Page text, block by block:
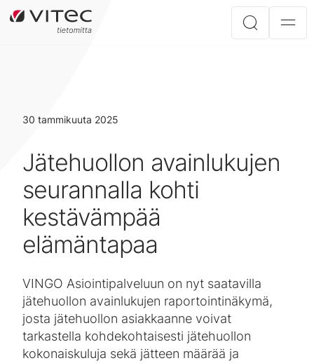
30 tammikuuta 2025
Jätehuollon avainlukujen
seurannalla kohti
kestävämpää
elämäntapaa
VINGO Asiointipalveluun on nyt saatavilla
jätehuollon avainlukujen raportointinäkymä,
josta jätehuollon asiakkaanne voivat
tarkastella kohdekohtaisesti jätehuollon
kokonaiskuluja sekä jätteen määrää ja